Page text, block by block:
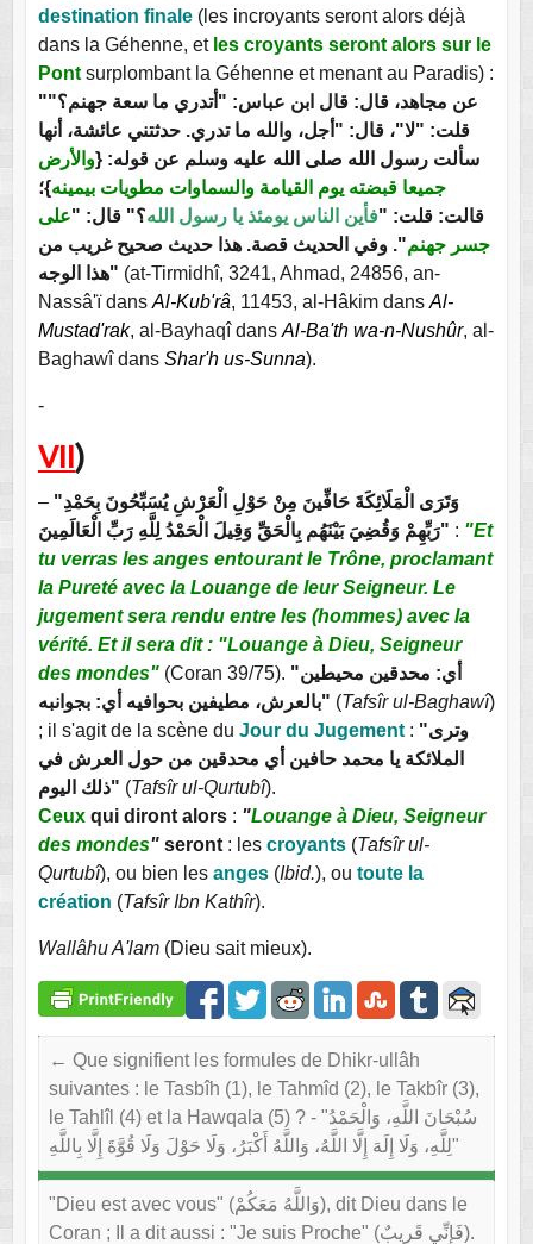
destination finale(les incroyants seront alors déjà
dans la Géhenne, et les croyants seront alors sur le
Pontsurplombant la Géhenne et menant au Paradis) :
"عن مجاهد، قال: قال ابن عباس: "أتدري ما سعة جهنم؟"
قلت: "لا"، قال: "أجل، والله ما تدري. حدثتني عائشة، أنها
سألت رسول الله صلى الله عليه وسلم عن قوله: {والأرض
جميعا قبضته يوم القيامة والسماوات مطويات بيمينه}؛
قالت: قلت: "فأين الناس يومئذ يا رسول الله؟" قال: "على
جسر جهنم". وفي الحديث قصة. هذا حديث صحيح غريب من
هذا الوجه" (at-Tirmidhî, 3241, Ahmad, 24856, an-
Nassâ'ï dans Al-Kub'râ, 11453, al-Hâkim dans Al-
Mustad'rak, al-Bayhaqî dans Al-Ba'th wa-n-Nushûr, al-
Baghawî dans Shar'h us-Sunna).
-
VII)
– "وَتَرَى الْمَلَائِكَةَ حَافِّينَ مِنْ حَوْلِ الْعَرْشِ يُسَبِّحُونَ بِحَمْدِ
رَبِّهِمْ وَقُضِيَ بَيْنَهُم بِالْحَقِّ وَقِيلَ الْحَمْدُ لِلَّهِ رَبِّ الْعَالَمِينَ" : "Et
tu verras les anges entourant le Trône, proclamant
la Pureté avec la Louange de leur Seigneur. Le
jugement sera rendu entre les (hommes) avec la
vérité. Et il sera dit : "Louange à Dieu, Seigneur
des mondes"(Coran 39/75). "أي: محدقين محيطين
بالعرش، مطيفين بحوافيه أي: بجوانبه" (Tafsîr ul-Baghawî)
; il s'agit de la scène du Jour du Jugement: "وترى
الملائكة يا محمد حافين أي محدقين من حول العرش في
ذلك اليوم" (Tafsîr ul-Qurtubî).
Ceuxqui diront alors: "Louange à Dieu, Seigneur
des mondes" seront: les croyants(Tafsîr ul-
Qurtubî), ou bien les anges (Ibid.), ou toute la
création (Tafsîr Ibn Kathîr).
Wallâhu A'lam(Dieu sait mieux).
← Que signifient les formules de Dhikr-ullâh
suivantes : le Tasbîh (1), le Tahmîd (2), le Takbîr (3),
le Tahlîl (4) et la Hawqala (5) ? - "سُبْحَانَ اللَّهِ، وَالْحَمْدُ
لِلَّهِ، وَلَا إِلَهَ إِلَّا اللَّهُ، وَاللَّهُ أَكْبَرُ، وَلَا حَوْلَ وَلَا قُوَّةَ إِلَّا بِاللَّهِ"
"Dieu est avec vous" (وَاللَّهُ مَعَكُمْ), dit Dieu dans le
Coran ; Il a dit aussi : "Je suis Proche" (فَإِنِّي قَرِيبٌ).